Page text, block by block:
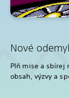
Nové
Plň mise a sbírej
obsah, výzvy a